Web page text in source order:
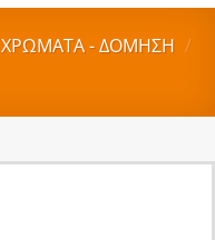
ΧΡΩΜΑΤΑ - ΔΟΜΗΣΗ /